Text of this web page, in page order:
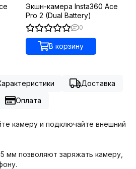
Экшн-камера Insta360 Ace
Pro 2 (Dual Battery)
0
В корзину
Доставка
Оплата
камеру и подключайте внешний
мм позволяют заряжать камеру,